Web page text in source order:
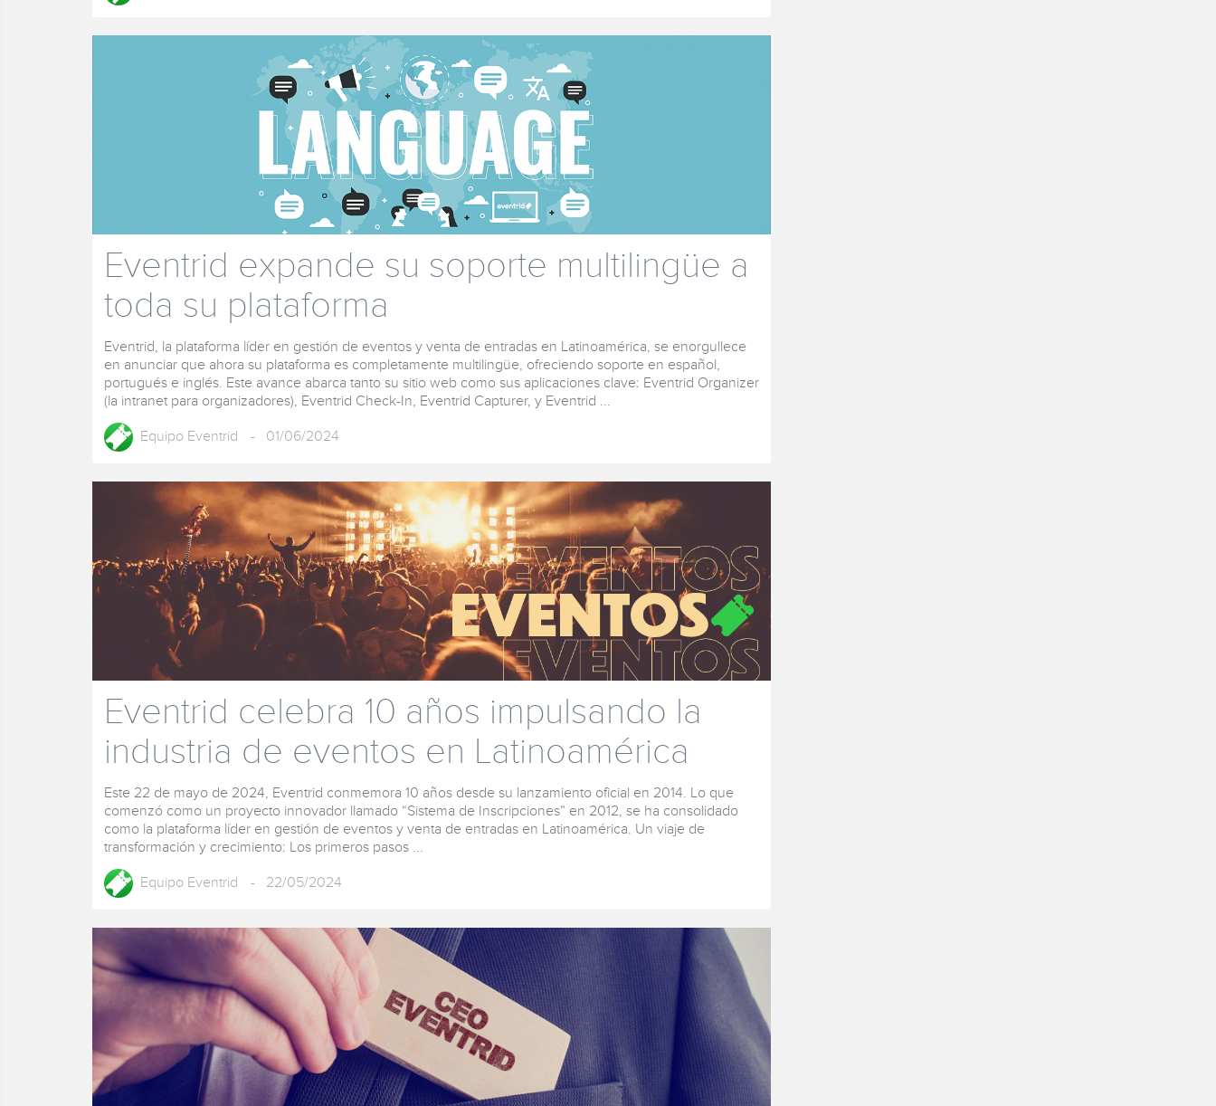
Eventrid expande su soporte multilingüe a
toda su plataforma
Eventrid, la plataforma líder en gestión de eventos y venta de entradas en Latinoamérica, se enorgullece
en anunciar que ahora su plataforma es completamente multilingüe, ofreciendo soporte en español,
portugués e inglés. Este avance abarca tanto su sitio web como sus aplicaciones clave: Eventrid Organizer
(la intranet para organizadores), Eventrid Check-In, Eventrid Capturer, y Eventrid ...
Equipo Eventrid
- 01/06/2024
Eventrid celebra 10 años impulsando la
industria de eventos en Latinoamérica
Este 22 de mayo de 2024, Eventrid conmemora 10 años desde su lanzamiento oficial en 2014. Lo que
comenzó como un proyecto innovador llamado “Sistema de Inscripciones” en 2012, se ha consolidado
como la plataforma líder en gestión de eventos y venta de entradas en Latinoamérica. Un viaje de
transformación y crecimiento: Los primeros pasos ...
Equipo Eventrid
- 22/05/2024